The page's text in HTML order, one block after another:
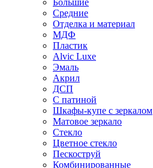
Большие
Средние
Отделка и материал
МДФ
Пластик
Alvic Luxe
Эмаль
Акрил
ДСП
С патиной
Шкафы-купе с зеркалом
Матовое зеркало
Стекло
Цветное стекло
Пескоструй
Комбинированные